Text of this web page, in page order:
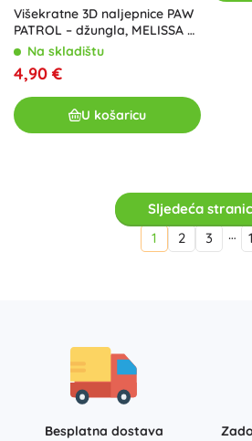
Višekratne 3D naljepnice PAW
PATROL – džungla, MELISSA &
DOUG
Na skladištu
4,90 €
U košaricu
Sljedeća
1
2 3 …
Besplatna dostava